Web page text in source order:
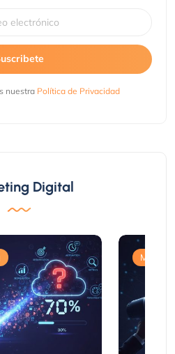
nuestra Política de Privacidad
Digital